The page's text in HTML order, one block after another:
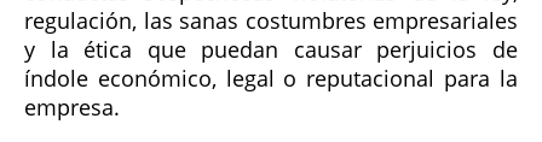
regulación, las sanas costumbres empresariales
y la ética que puedan causar perjuicios de
índole económico, legal o reputacional para la
empresa.